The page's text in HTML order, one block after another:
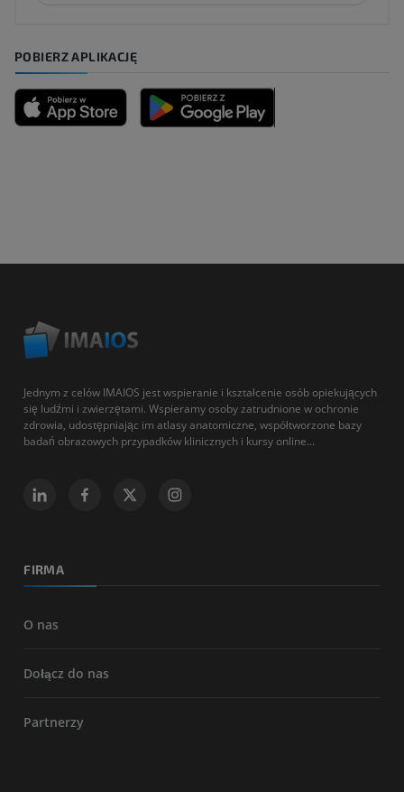
POBIERZ APLIKACJĘ
Jednym z celów IMAIOS jest wspieranie i kształcenie osób opiekujących
się ludźmi i zwierzętami. Wspieramy osoby zatrudnione w ochronie
zdrowia, udostępniając im atlasy anatomiczne, współtworzone bazy
badań obrazowych przypadków klinicznych i kursy online...
FIRMA
O nas
Dołącz do nas
Partnerzy